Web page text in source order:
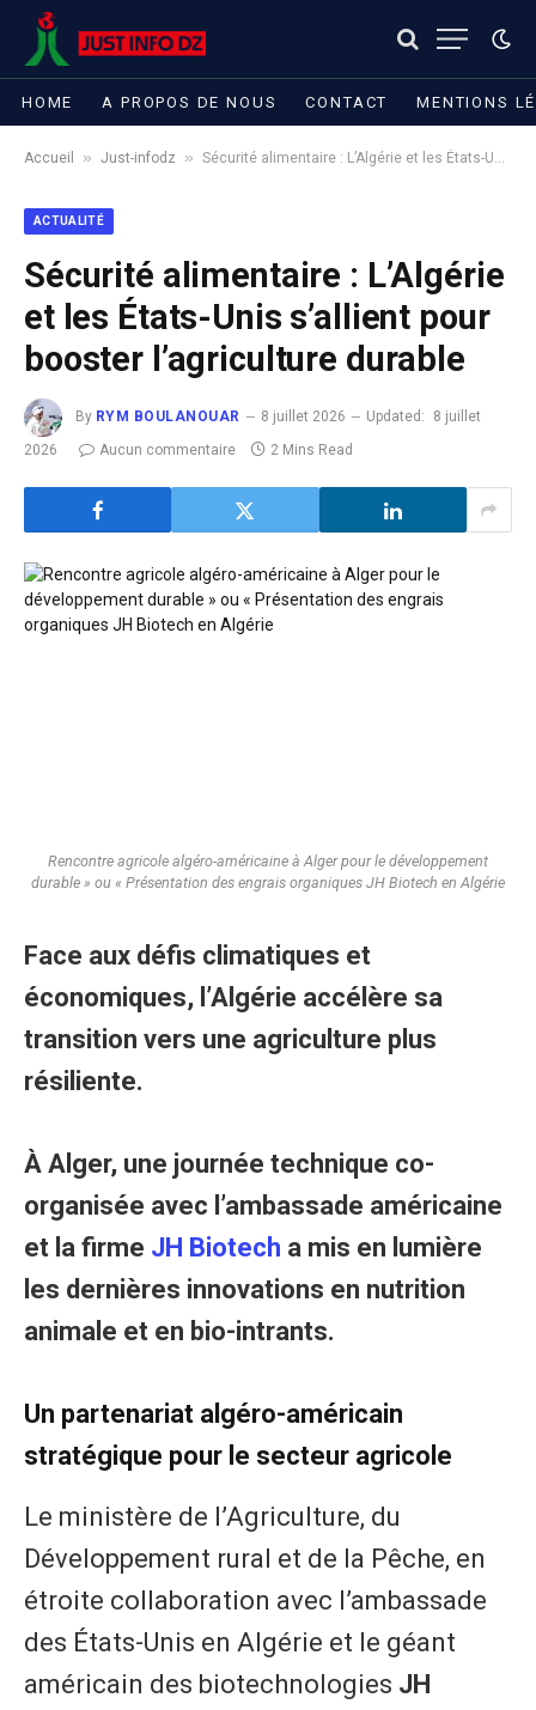
HOME A PROPOS DE NOUS CONTACT MENTIONS
Accueil » Just-infodz » Sécurité alimentaire : L’Algérie et les États-Unis s’allient pour booster l’agriculture durable
ACTUALITÉ
Sécurité alimentaire : L’Algérie
et les États-Unis s’allient pour
booster l’agriculture durable
By RYM BOULANOUAR 8 juillet 2026 Updated:
8 juillet
2026
Aucun commentaire 2 Mins Read
Rencontre agricole algéro-américaine à Alger pour le développement
durable » ou « Présentation des engrais organiques JH Biotech en Algérie
Face aux défis climatiques et
économiques, l’Algérie accélère sa
transition vers une agriculture plus
résiliente.
À Alger, une journée technique co-
organisée avec l’ambassade américaine
et la firme JH Biotech a mis en lumière
les dernières innovations en nutrition
animale et en bio-intrants.
Un partenariat algéro-américain
stratégique pour le secteur agricole
Le ministère de l’Agriculture, du
Développement rural et de la Pêche, en
étroite collaboration avec l’ambassade
des États-Unis en Algérie et le géant
américain des biotechnologies JH